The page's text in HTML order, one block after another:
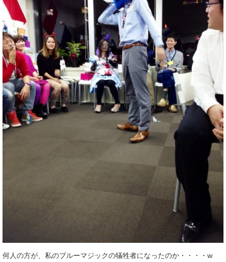
何人の方が、私のブルーマジックの犠牲者になったのか・・・・w